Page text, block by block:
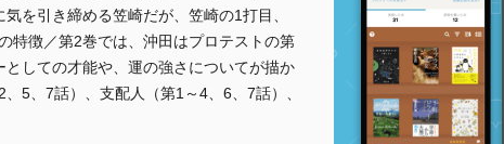
を引き締める笠崎だが、笠崎の1打目、
特徴／第2巻では、沖田はプロテストの第
しての才能や、運の強さについてが描か
5、7話）、支配人（第1～4、6、7話）、